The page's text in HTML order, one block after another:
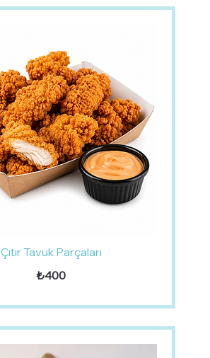
Çıtır Tavuk Parçaları
₺400